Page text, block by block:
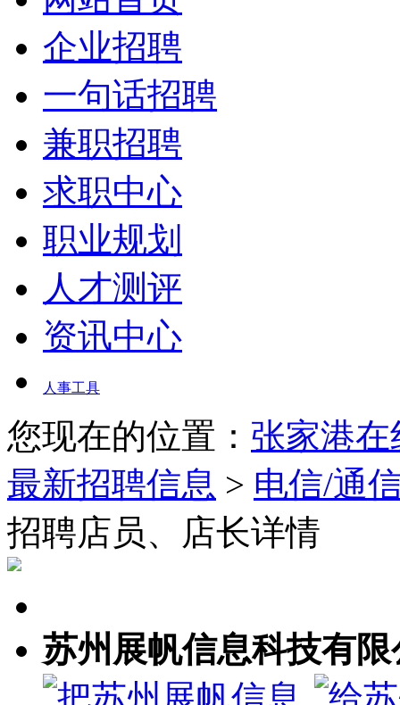
企业招聘
一句话招聘
兼职招聘
求职中心
职业规划
人才测评
资讯中心
人事工具
您现在的位置： 张家港
最新招聘信息 > 电信/通
招聘店员、店长详情
苏州展帆信息科技有限